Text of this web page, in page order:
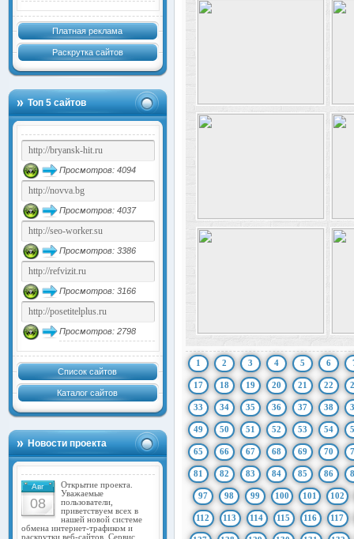
Платная реклама
Раскрутка сайтов
Топ 5 сайтов
Просмотров: 4094
Просмотров: 4037
Просмотров: 3386
Просмотров: 3166
Просмотров: 2798
Список сайтов
Каталог сайтов
Новости проекта
Авг
08
Открытие проекта.
Уважаемые
пользователи,
приветствуем всех в
нашей новой системе
обмена интернет-трафиком и
раскрутки веб-сайтов. Сервис
1 2 3 4 5 6
17 18 19 20 21 22
33 34 35 36 37 38
49 50 51 52 53 54
65 66 67 68 69 70
81 82 83 84 85 86
97 98 99 100 101 102
112 113 114 115 116 117